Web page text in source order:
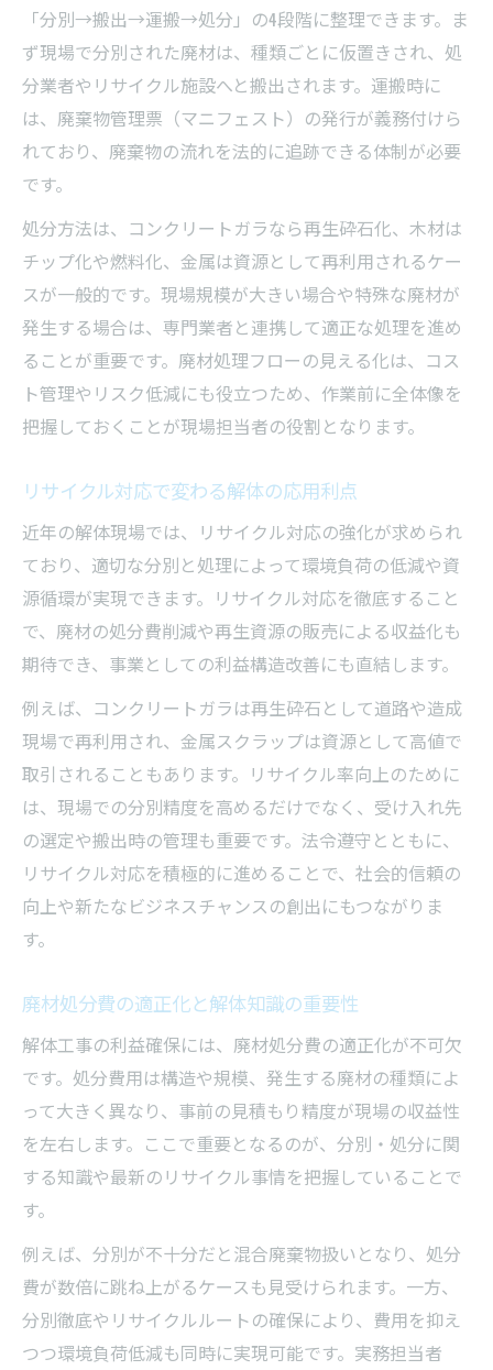
「分別→搬出→運搬→処分」の4段階に整理できます。ま
ず現場で分別された廃材は、種類ごとに仮置きされ、処
分業者やリサイクル施設へと搬出されます。運搬時に
は、廃棄物管理票（マニフェスト）の発行が義務付けら
れており、廃棄物の流れを法的に追跡できる体制が必要
です。
処分方法は、コンクリートガラなら再生砕石化、木材は
チップ化や燃料化、金属は資源として再利用されるケー
スが一般的です。現場規模が大きい場合や特殊な廃材が
発生する場合は、専門業者と連携して適正な処理を進め
ることが重要です。廃材処理フローの見える化は、コス
ト管理やリスク低減にも役立つため、作業前に全体像を
把握しておくことが現場担当者の役割となります。
リサイクル対応で変わる解体の応用利点
近年の解体現場では、リサイクル対応の強化が求められ
ており、適切な分別と処理によって環境負荷の低減や資
源循環が実現できます。リサイクル対応を徹底すること
で、廃材の処分費削減や再生資源の販売による収益化も
期待でき、事業としての利益構造改善にも直結します。
例えば、コンクリートガラは再生砕石として道路や造成
現場で再利用され、金属スクラップは資源として高値で
取引されることもあります。リサイクル率向上のために
は、現場での分別精度を高めるだけでなく、受け入れ先
の選定や搬出時の管理も重要です。法令遵守とともに、
リサイクル対応を積極的に進めることで、社会的信頼の
向上や新たなビジネスチャンスの創出にもつながりま
す。
廃材処分費の適正化と解体知識の重要性
解体工事の利益確保には、廃材処分費の適正化が不可欠
です。処分費用は構造や規模、発生する廃材の種類によ
って大きく異なり、事前の見積もり精度が現場の収益性
を左右します。ここで重要となるのが、分別・処分に関
する知識や最新のリサイクル事情を把握していることで
す。
例えば、分別が不十分だと混合廃棄物扱いとなり、処分
費が数倍に跳ね上がるケースも見受けられます。一方、
分別徹底やリサイクルルートの確保により、費用を抑え
つつ環境負荷低減も同時に実現可能です。実務担当者